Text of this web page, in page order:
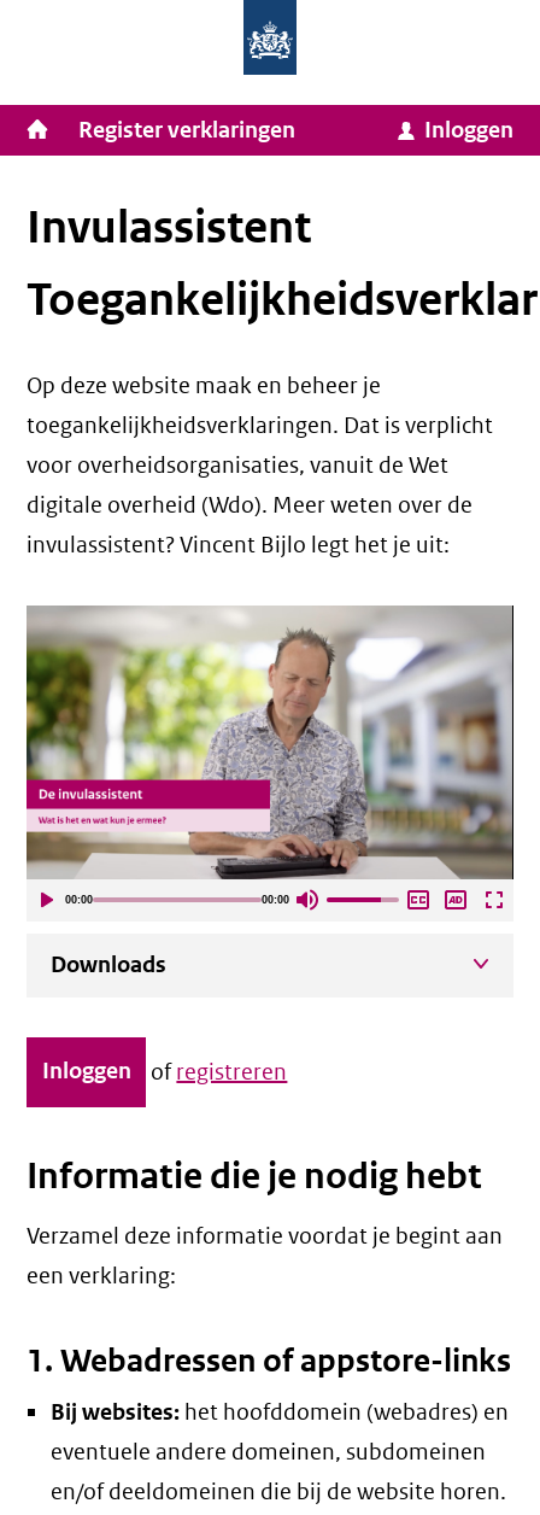
inhoud
van
Zaken
en
Koninkrijksrelaties
Homepage
van
Invulassistent
Toegankelijkheidsverklaring
Toegankelijkheidsverklaring
Hoofdnavigatie
Register verklaringen Inloggen
Invulassistent
Op deze website maak en beheer je
toegankelijkheidsverklaringen. Dat is verplicht
voor overheidsorganisaties, vanuit de Wet
digitale overheid (Wdo). Meer weten over de
invulassistent? Vincent Bijlo legt het je uit:
00:00 00:00
Downloads
Inloggen ofregistreren
Informatie die je nodig hebt
Verzamel deze informatie voordat je begint aan
een verklaring:
1. Webadressen of appstore-links
Bij websites: het hoofddomein (webadres) en
eventuele andere domeinen, subdomeinen
en/of deeldomeinen die bij de website horen.